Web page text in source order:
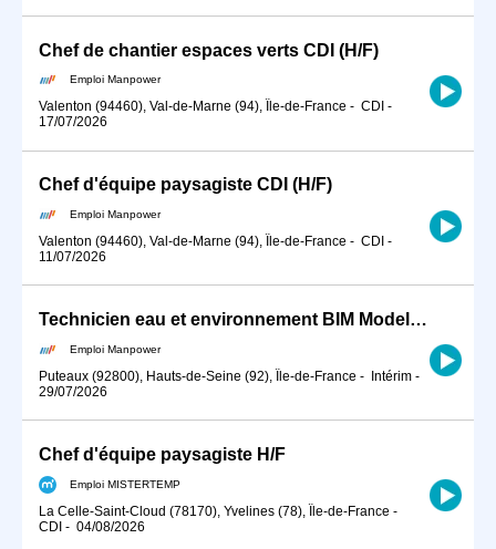
Chef de chantier espaces verts CDI (H/F)
Emploi Manpower
Valenton (94460), Val-de-Marne (94), Île-de-France - CDI -
17/07/2026
Chef d'équipe paysagiste CDI (H/F)
Emploi Manpower
Valenton (94460), Val-de-Marne (94), Île-de-France - CDI -
11/07/2026
Technicien eau et environnement BIM Modeleur (H/F)
Emploi Manpower
Puteaux (92800), Hauts-de-Seine (92), Île-de-France - Intérim -
29/07/2026
Chef d'équipe paysagiste H/F
Emploi MISTERTEMP
La Celle-Saint-Cloud (78170), Yvelines (78), Île-de-France -
CDI - 04/08/2026